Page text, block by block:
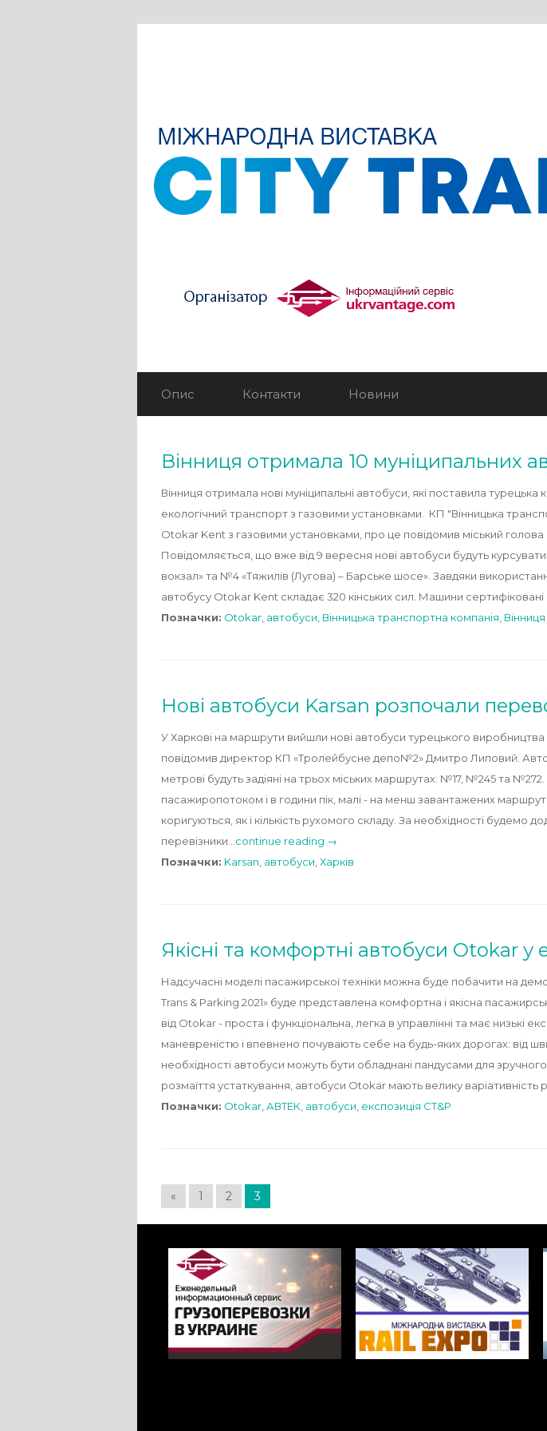
Опис Контакти Новини
Вінниця отримала 10 муніципальних
Вінниця отримала нові муніципальні автобуси, які поставила
екологічний транспорт з газовими установками. КП "Вінницька
Otokar Kent з газовими установками, про це повідомив міський голова
Повідомляється, що вже від 9 вересня нові автобуси будуть
вокзал» та №4 «Тяжилів (Лугова) – Барське шосе». Завдяки
автобусу Otokar Kent складає 320 кінських сил. Машини сертифіковані
Позначки: Otokar автобуси Вінницька транспортна компанія Вінниця
Нові автобуси Karsan розпочали
У Харкові на маршрути вийшли нові автобуси турецького виробництва
повідомив директор КП «Тролейбусне депо№2» Дмитро Липовий.
метрові будуть задіяні на трьох міських маршрутах: №17, №245 та №272.
пасажиропотоком і в години пік, малі - на менш завантажених
коригуються, як і кількість рухомого складу. За необхідності будемо
перевізники… continue reading →
Позначки: Karsan автобуси Харків
Якісні та комфортні автобуси Otokar у
Надсучасні моделі пасажирської техніки можна буде побачити на
Trans & Parking 2021» буде представлена комфортна і якісна
від Otokar - проста і функціональна, легка в управлінні та має низькі
маневреністю і впевнено почувають себе на будь-яких дорогах: від
необхідності автобуси можуть бути обладнані пандусами для
розмаїття устаткування, автобуси Otokar мають велику варіативність
Позначки: Otokar АВТЕК автобуси експозиція CT&P
« 1 2 3